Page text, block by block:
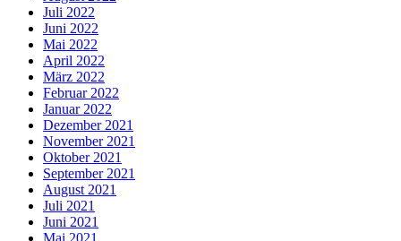
Juli 2022
Juni 2022
Mai 2022
April 2022
März 2022
Februar 2022
Januar 2022
Dezember 2021
November 2021
Oktober 2021
September 2021
August 2021
Juli 2021
Juni 2021
Mai 2021